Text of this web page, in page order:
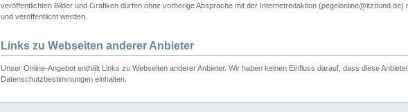
veröffentlichten Bilder und Grafiken dürfen ohne vorherige Absprache mit der Internetredaktion (pegelonline@itzbund.de)
und veröffentlicht werden.
Links zu Webseiten anderer Anbieter
Unser Online-Angebot enthält Links zu Webseiten anderer Anbieter. Wir haben keinen Einfluss darauf, dass diese
Datenschutzbestimmungen einhalten.